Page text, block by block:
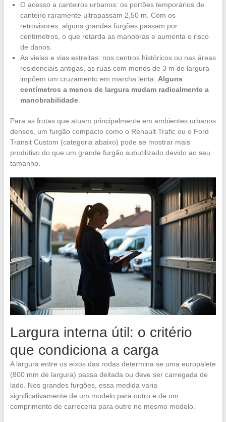
O acesso a canteiros urbanos: os portões temporários de
canteiro raramente ultrapassam 2,50 m. Com os
retrovisores, alguns grandes furgões passam por
centímetros, o que retarda as manobras e aumenta o risco
de danos.
As vielas e vias estreitas: nos centros históricos ou nas áreas
residenciais antigas, as ruas com menos de 3 m de largura
impõem um cruzamento em marcha lenta. Alguns
centímetros a menos de largura mudam radicalmente a
manobrabilidade.
Para as frotas que atuam principalmente em ambientes urbanos
densos, um furgão compacto como o Renault Trafic ou o Ford
Transit Custom (categoria abaixo) pode se mostrar mais
produtivo do que um grande furgão subutilizado devido ao seu
tamanho.
Largura interna útil: o critério
que condiciona a carga
A largura entre os eixos das rodas determina se uma europalete
(800 mm de largura) passa deitada ou deve ser carregada de
lado. Nos grandes furgões, essa medida varia
significativamente de um modelo para outro e de um
comprimento de carroceria para outro no mesmo modelo.